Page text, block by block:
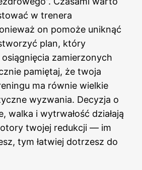
w trenera
on pomoże uniknąć
plan, który
zamierzonych
pamiętaj, że twoja
ma równie wielkie
wyzwania. Decyzja o
walka i wytrwałość działają
twojej redukcji — im
tym łatwiej dotrzesz do